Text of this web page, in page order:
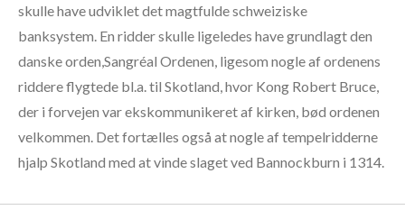
skulle have udviklet det magtfulde schweiziske
banksystem. En ridder skulle ligeledes have grundlagt den
danske orden,Sangréal Ordenen, ligesom nogle af ordenens
riddere flygtede bl.a. til Skotland, hvor Kong Robert Bruce,
der i forvejen var ekskommunikeret af kirken, bød ordenen
velkommen. Det fortælles også at nogle af tempelridderne
hjalp Skotland med at vinde slaget ved Bannockburn i 1314.